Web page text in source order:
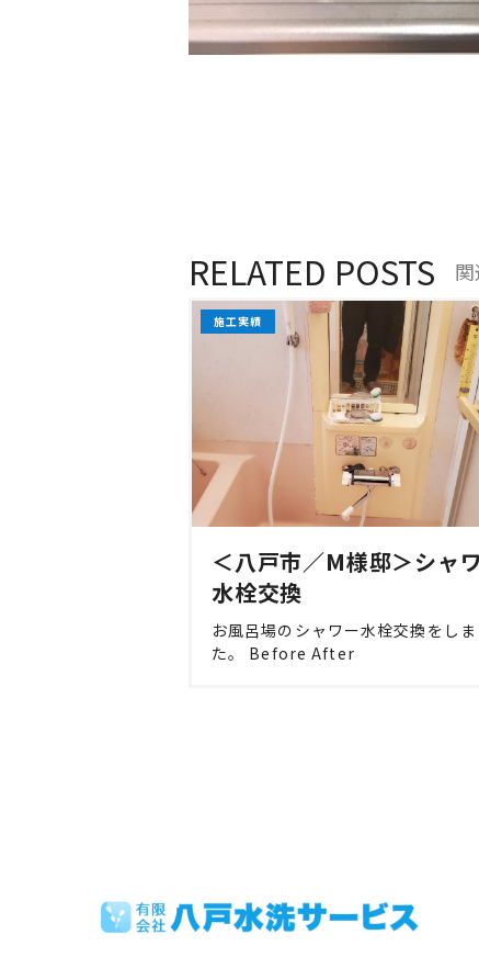
RELATED POSTS
施工実績
＜八戸市／M様邸＞シャ
水栓交換
お風呂場のシャワー水栓交換をしま
た。 Before After